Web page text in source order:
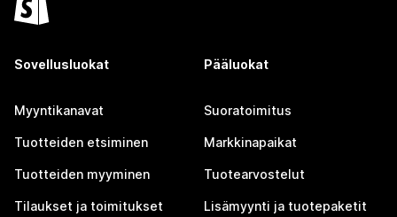
Sovellusluokat
Myyntikanavat
Tuotteiden etsiminen
Tuotteiden myyminen
Tilaukset ja toimitukset
Pääluokat
Suoratoimitus
Markkinapaikat
Tuotearvostelut
Lisämyynti ja tuotepaketit